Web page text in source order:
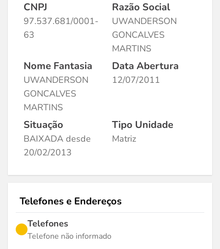
CNPJ
97.537.681/0001-
63
Razão Social
UWANDERSON
GONCALVES
MARTINS
Nome Fantasia
UWANDERSON
GONCALVES
MARTINS
Data Abertura
12/07/2011
Situação
BAIXADA desde
20/02/2013
Tipo Unidade
Matriz
Telefones e Endereços
Telefones
Telefone não informado